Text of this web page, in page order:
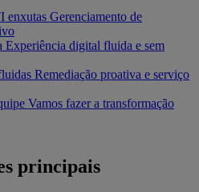
enxutas Gerenciamento de
Experiência digital fluida e sem
Remediação proativa e serviço
Vamos fazer a transformação
principais